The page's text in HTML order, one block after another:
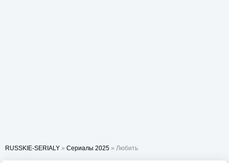
RUSSKIE-SERIALY » Сериалы 2025 » Любить